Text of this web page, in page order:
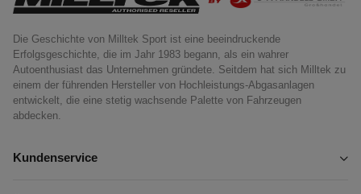
Die Geschichte von Milltek Sport ist eine beeindruckende
Erfolgsgeschichte, die im Jahr 1983 begann, als ein wahrer
Autoenthusiast das Unternehmen gründete. Seitdem hat sich Milltek zu
einem der führenden Hersteller von Hochleistungs-Abgasanlagen
entwickelt, die eine stetig wachsende Palette von Fahrzeugen
abdecken.
Kundenservice